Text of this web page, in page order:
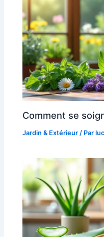
Comment se
Jardin & Extérieur / Par